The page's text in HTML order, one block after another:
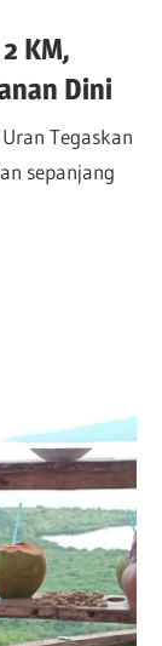
KM,
Dini
Tegaskan
sepanjang